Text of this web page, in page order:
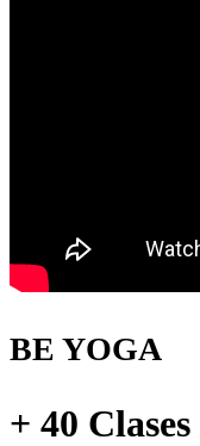
BE YOGA
+ 40